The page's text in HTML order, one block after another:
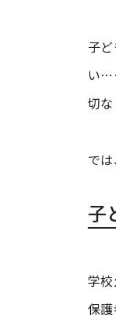
子
い
切な
で
子
学
保